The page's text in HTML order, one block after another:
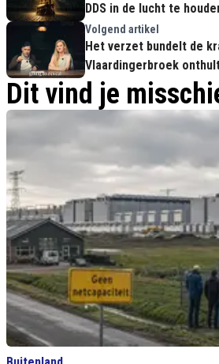
DDS in de lucht te
Volgend artikel
Het verzet bundelt de
Vlaardingerbroek
samenwerking met
Dit vind je